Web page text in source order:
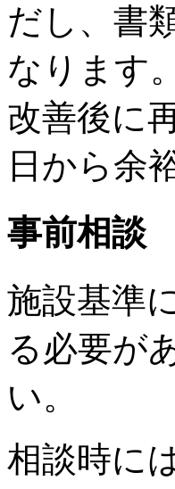
だし、書
なります
改善後に
日から余
事前相談
施設基準
る必要が
い。
相談時に